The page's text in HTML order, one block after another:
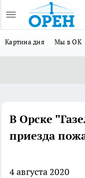
Картина дня Мы в ОК
В Орске
приезда
4 августа 2020